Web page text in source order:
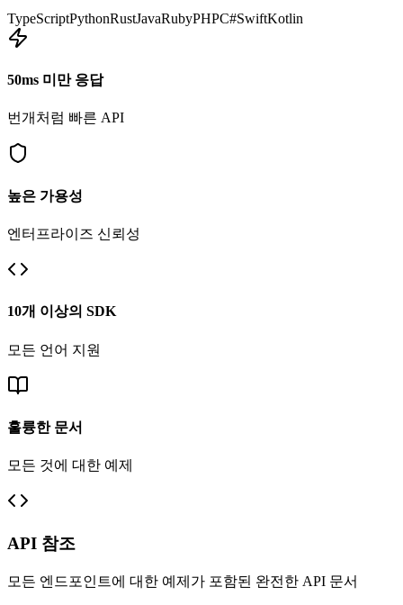
TypeScriptPythonRustJavaRubyPHPC#SwiftKotlin
50ms 미만 응답
번개처럼 빠른 API
높은 가용성
엔터프라이즈 신뢰성
10개 이상의 SDK
모든 언어 지원
훌륭한 문서
모든 것에 대한 예제
API 참조
모든 엔드포인트에 대한 예제가 포함된 완전한 API 문서